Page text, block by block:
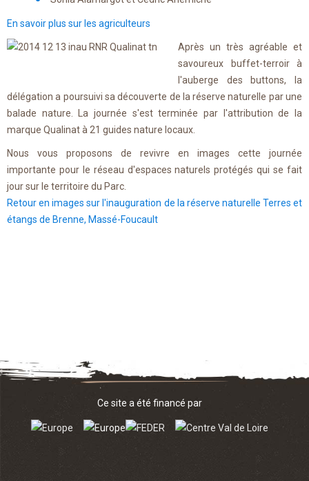
En savoir plus sur les agriculteurs
Après un très agréable et
savoureux buffet-terroir à
l'auberge des buttons, la
délégation a poursuivi sa découverte de la réserve naturelle par une
balade nature. La journée s'est terminée par l'attribution de la
marque Qualinat à 21 guides nature locaux.
Nous vous proposons de revivre en images cette journée
importante pour le réseau d'espaces naturels protégés qui se fait
jour sur le territoire du Parc.
Retour en images sur l'inauguration de la réserve naturelle Terres et
étangs de Brenne, Massé-Foucault
Ce site a été financé par